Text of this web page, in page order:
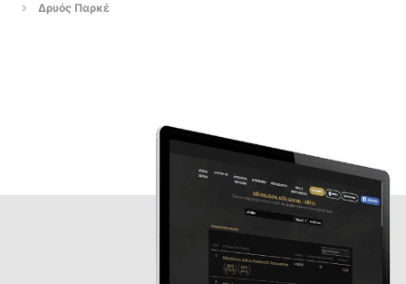
Δρυός Παρκέ